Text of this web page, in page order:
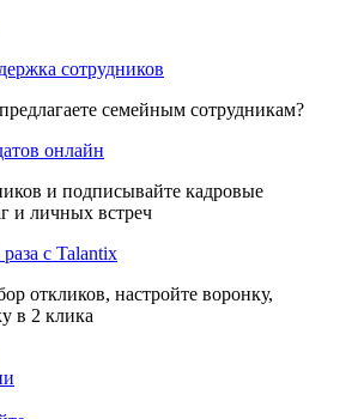
сотрудников
семейным сотрудникам?
онлайн
и подписывайте кадровые
и личных встреч
с Talantix
откликов, настройте воронку,
в 2 клика